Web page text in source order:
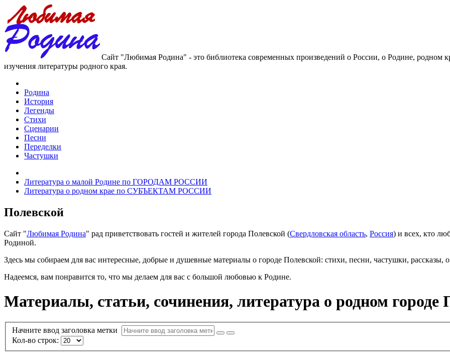
Сайт "Любимая Родина" - это библиотека современных произведений о России, о Родине, родном
изучения литературы родного края.
Родина
История
Легенды
Стихи
Сценарии
Песни
Переделки
Частушки
Литература о малой Родине по ГОРОДАМ РОССИИ
Литература о родном крае по СУБЪЕКТАМ РОССИИ
Полевской
Сайт "Любимая Родина" рад приветствовать гостей и жителей города Полевской (Свердловская область, Россия) и всех, кто
Родиной.
Здесь мы собираем для вас интересные, добрые и душевные материалы о городе Полевской: стихи, песни, частушки, рассказы,
Надеемся, вам понравится то, что мы делаем для вас с большой любовью к Родине.
Материалы, статьи, сочинения, литература о родном городе
Начните ввод заголовка метки
Кол-во строк: